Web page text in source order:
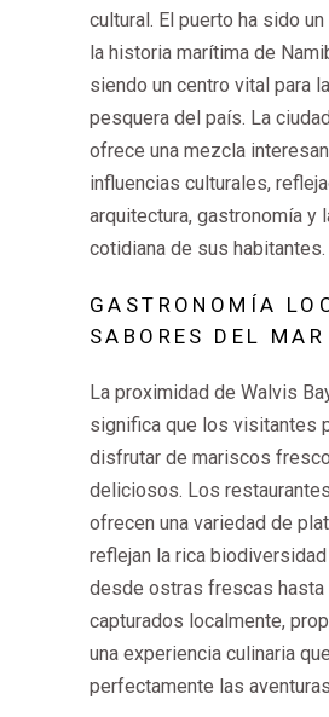
cultural. El puerto ha sido
la historia marítima de
siendo un centro vital para
pesquera del país. La
ofrece una mezcla
influencias culturales,
arquitectura, gastronomía y
cotidiana de sus habitantes.
GASTRONOMÍA
SABORES DEL MAR
La proximidad de Walvis
significa que los visitantes
disfrutar de mariscos
deliciosos. Los
ofrecen una variedad de
reflejan la rica
desde ostras frescas hasta
capturados localmente,
una experiencia culinaria
perfectamente las